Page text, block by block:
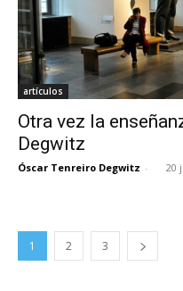
artículos
Otra vez la
Degwitz
Óscar Tenreiro Degwitz - 20
1 2 3